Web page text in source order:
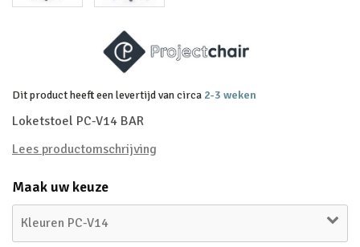
Dit product heeft een levertijd van circa 2-3 weken
Loketstoel PC-V14 BAR
Lees productomschrijving
Maak uw keuze
Kleuren PC-V14